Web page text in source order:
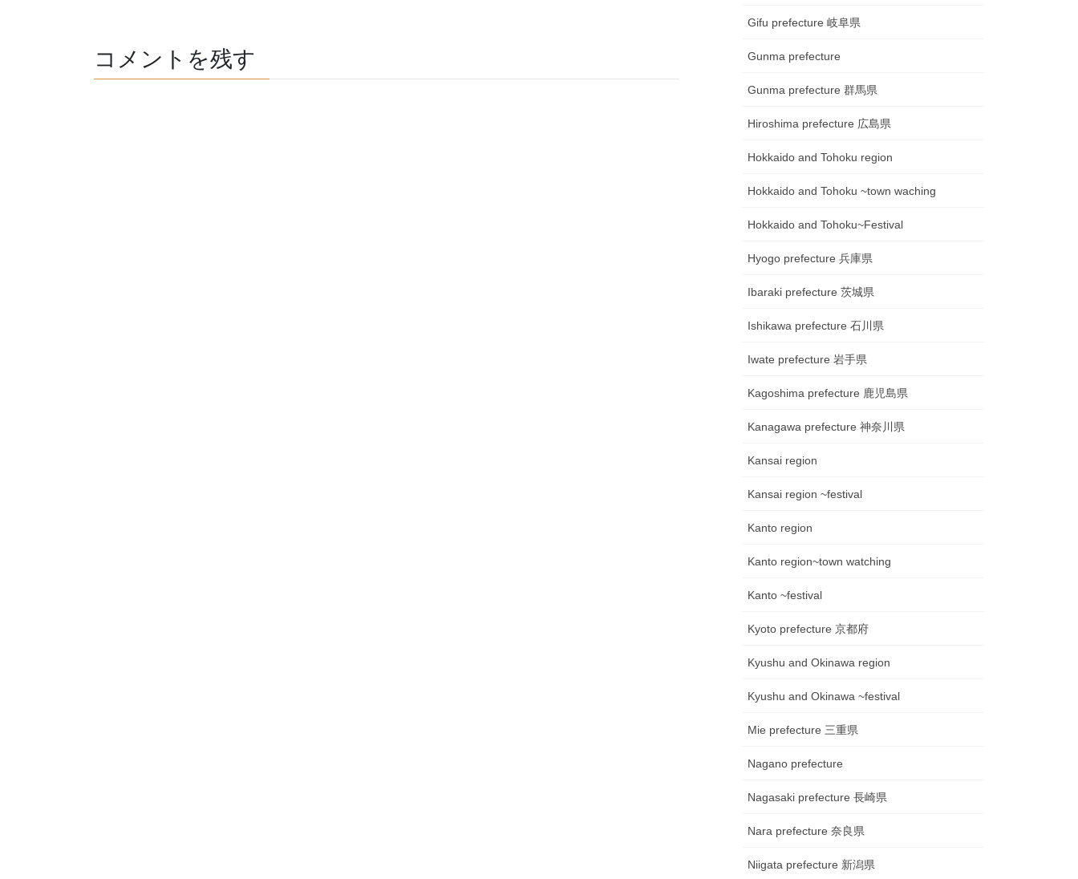
コメントを残す
Gifu prefecture 岐阜県
Gunma prefecture
Gunma prefecture 群馬県
Hiroshima prefecture 広島県
Hokkaido and Tohoku region
Hokkaido and Tohoku ~town waching
Hokkaido and Tohoku~Festival
Hyogo prefecture 兵庫県
Ibaraki prefecture 茨城県
Ishikawa prefecture 石川県
Iwate prefecture 岩手県
Kagoshima prefecture 鹿児島県
Kanagawa prefecture 神奈川県
Kansai region
Kansai region ~festival
Kanto region
Kanto region~town watching
Kanto ~festival
Kyoto prefecture 京都府
Kyushu and Okinawa region
Kyushu and Okinawa ~festival
Mie prefecture 三重県
Nagano prefecture
Nagasaki prefecture 長崎県
Nara prefecture 奈良県
Niigata prefecture 新潟県